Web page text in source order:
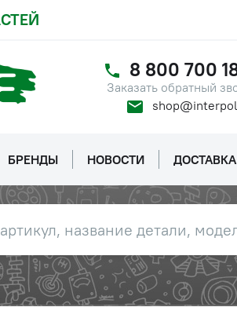
8 800 700
Заказать обратный
БРЕНДЫ НОВОСТИ